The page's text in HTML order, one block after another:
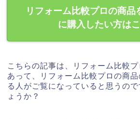
リフォーム比較プロの商品
に購入したい方は
こちらの記事は、リフォーム比較
あって、リフォーム比較プロの商
る人がご覧になっていると思うの
ょうか？